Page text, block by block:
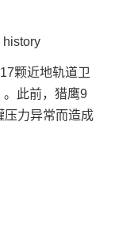
history
颗近地轨道卫
。此前，猎鹰9
压力异常而造成